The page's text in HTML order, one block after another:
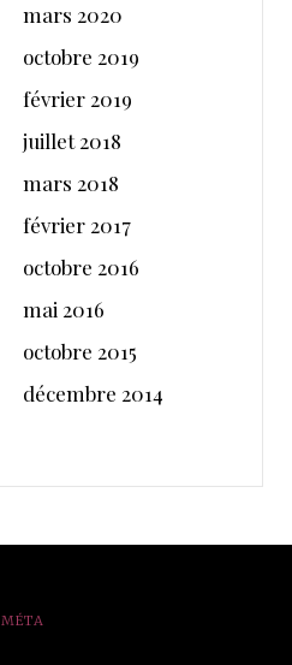
mars 2020
octobre 2019
février 2019
juillet 2018
mars 2018
février 2017
octobre 2016
mai 2016
octobre 2015
décembre 2014
MÉTA